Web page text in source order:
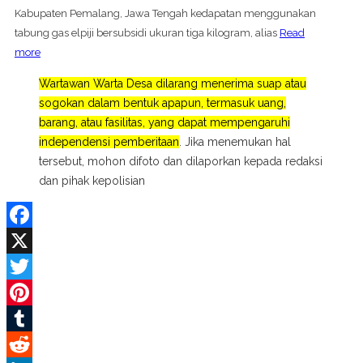
Kabupaten Pemalang, Jawa Tengah kedapatan menggunakan
tabung gas elpiji bersubsidi ukuran tiga kilogram, alias Read
more
Wartawan Warta Desa dilarang menerima suap atau
sogokan dalam bentuk apapun, termasuk uang,
barang, atau fasilitas, yang dapat mempengaruhi
independensi pemberitaan . Jika menemukan hal
tersebut, mohon difoto dan dilaporkan kepada redaksi
dan pihak kepolisian
Facebook
X
Twitter
Pinterest
Tumblr